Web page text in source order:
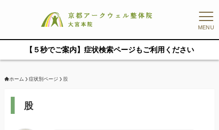
MENU
【５秒でご案内】症状検索ページもご利用ください
ホーム 症状別ページ 股
股